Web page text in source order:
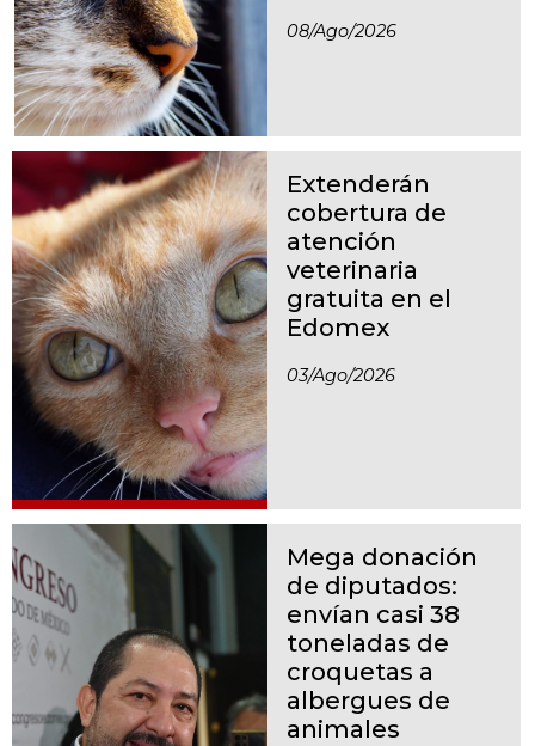
08/ago/2026
Extenderán
cobertura de
atención
veterinaria
gratuita en el
Edomex
03/ago/2026
Mega donación
de diputados:
envían casi 38
toneladas de
croquetas a
albergues de
animales